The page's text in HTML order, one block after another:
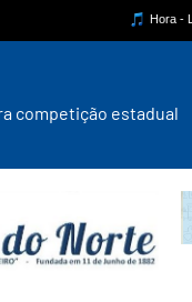
competição estadual